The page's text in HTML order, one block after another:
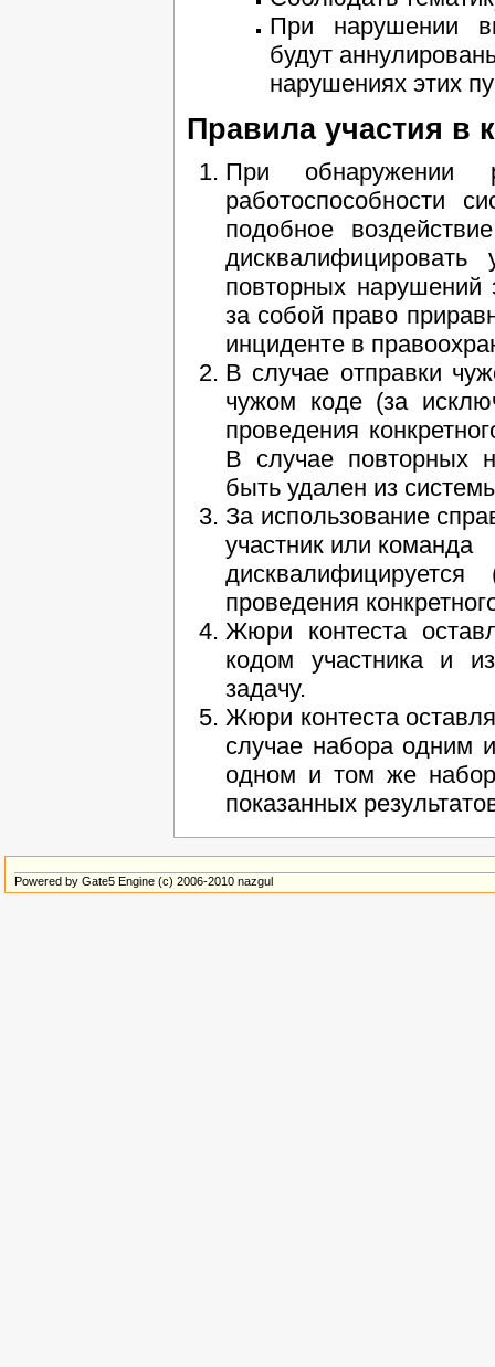
При нарушении
будут
нарушениях этих
Правила участия в
При обнаружении
работоспособности
подобное
повторных нарушений
за собой право
инциденте в
В случае отправки
чужом коде (за
проведения
В случае повторных
быть удален из
За использование
участник или команда
проведения
Жюри контеста
кодом участника и
задачу.
Жюри контеста
случае набора одним
одном и том же
показанных
Powered by Gate5 Engine (c) 2006-2010 nazgul